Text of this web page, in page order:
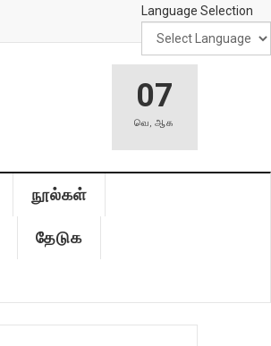
Language Selection
07
வெ,ஆக
நூல்கள்
தேடுக